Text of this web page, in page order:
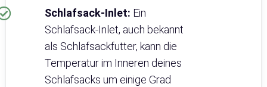
Schlafsack-Inlet: Ein
Schlafsack-Inlet, auch bekannt
als Schlafsackfutter, kann die
Temperatur im Inneren deines
Schlafsacks um einige Grad